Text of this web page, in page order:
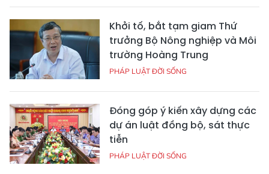
Khởi tố, bắt tạm giam Thứ
trưởng Bộ Nông nghiệp và Môi
trường Hoàng Trung
PHÁP LUẬT ĐỜI SỐNG
Đóng góp ý kiến xây dựng các
dự án luật đồng bộ, sát thực
tiễn
PHÁP LUẬT ĐỜI SỐNG